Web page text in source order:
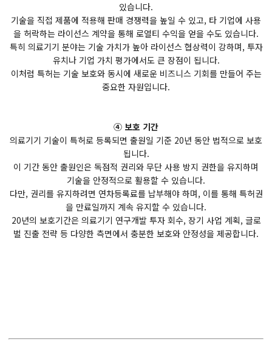
있습니다.
기술을 직접 제품에 적용해 판매 경쟁력을 높일 수 있고, 타 기업에 사용
을 허락하는 라이선스 계약을 통해 로열티 수익을 얻을 수도 있습니다.
특히 의료기기 분야는 기술 가치가 높아 라이선스 협상력이 강하며, 투자
유치나 기업 가치 평가에서도 큰 장점이 됩니다.
이처럼 특허는 기술 보호와 동시에 새로운 비즈니스 기회를 만들어 주는
중요한 자원입니다.
④ 보호 기간
의료기기 기술이 특허로 등록되면 출원일 기준 20년 동안 법적으로 보호
됩니다.
이 기간 동안 출원인은 독점적 권리와 무단 사용 방지 권한을 유지하며
기술을 안정적으로 활용할 수 있습니다.
다만, 권리를 유지하려면 연차등록료를 납부해야 하며, 이를 통해 특허권
을 만료일까지 계속 유지할 수 있습니다.
20년의 보호기간은 의료기기 연구개발 투자 회수, 장기 사업 계획, 글로
벌 진출 전략 등 다양한 측면에서 충분한 보호와 안정성을 제공합니다.